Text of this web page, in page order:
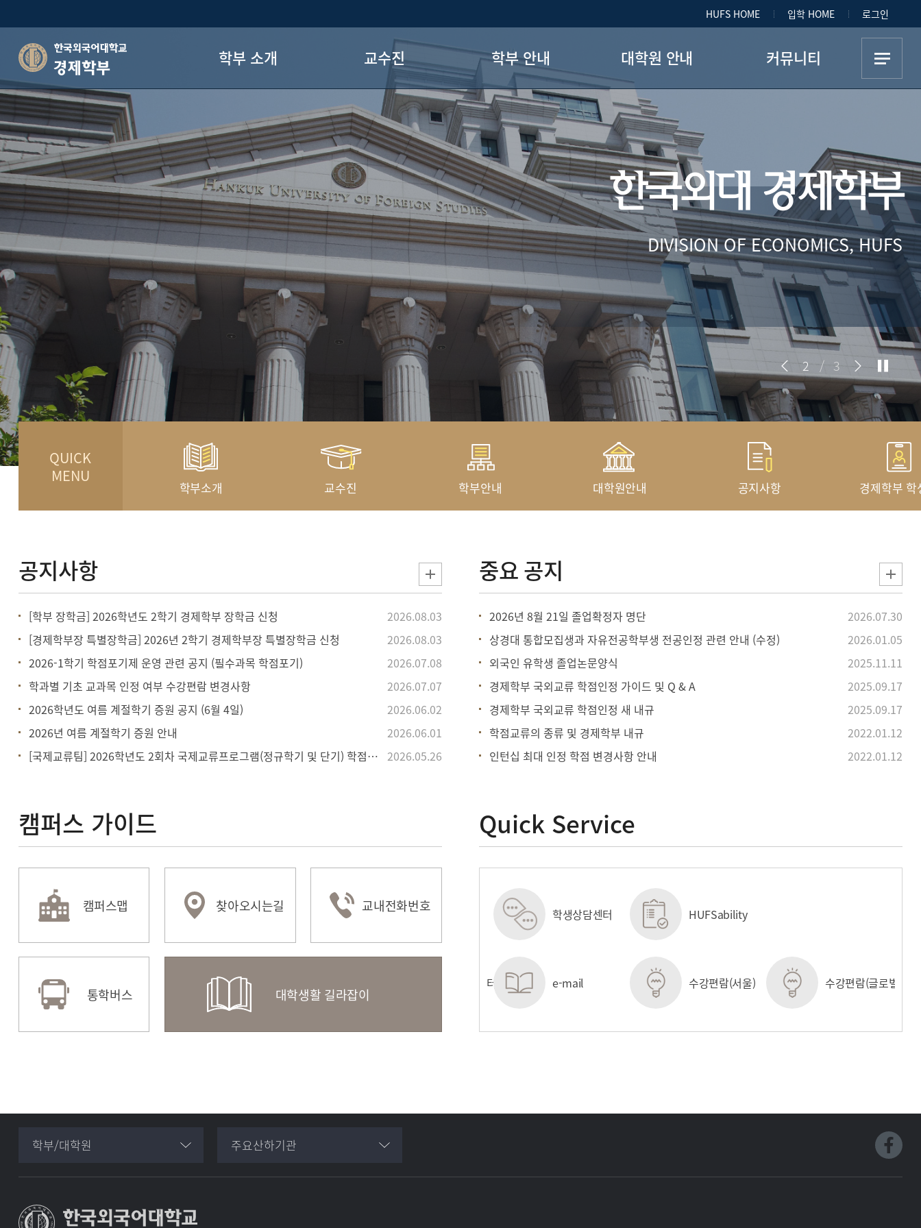
HUFS HOME 입학 HOME 로그인
경제학부 학부 소개
학부장 인사말
학부 연혁
학부 목표
교수진
현직교수
명예교수
학부 안내
교과과정
학사일정
장학정보
전공로드맵
대학원 안내
대학원 소개
대학원 개설과목
대학원 생활
대학원 공지사항
커뮤니티
학부 자료실
학생회
2 / 3
한국외대 경제학부
DIVISION OF ECONOMICS, HUFS
QUICK
MENU
학부소개 교수진 학부안내 대학원안내 공지사항 경제학부 학
[학부 장학금] 2026학년도 2학기 경제학부 장학금 신청
2026.08.03
[경제학부장 특별장학금] 2026년 2학기 경제학부장 특별장학금 신청
2026.08.03
2026-1학기 학점포기제 운영 관련 공지 (필수과목 학점포기)
2026.07.08
학과별 기초 교과목 인정 여부 수강편람 변경사항
2026.07.07
2026학년도 여름 계절학기 증원 공지 (6월 4일)
2026.06.02
2026년 여름 계절학기 증원 안내
2026.06.01
[국제교류팀] 2026학년도 2회차 국제교류프로그램(정규학기 및 단기) 학점인정 2026.05.26
2026년 8월 21일 졸업확정자 명단
2026.07.30
상경대 통합모집생과 자유전공학부생 전공인정 관련 안내 (수정)
2026.01.05
외국인 유학생 졸업논문양식
2025.11.11
경제학부 국외교류 학점인정 가이드 및 Q & A
2025.09.17
경제학부 국외교류 학점인정 새 내규
2025.09.17
학점교류의 종류 및 경제학부 내규
2022.01.12
인턴십 최대 인정 학점 변경사항 안내
2022.01.12
캠퍼스 가이드
캠퍼스맵 찾아오시는길 교내전화번호
통학버스 대학생활 길라잡이
Quick Service
HUFSability
수강편람(서울) 수강편람(글로벌)
종합정보시스템 e-class
원스톱서비스센터
학생상담센터
e-mail
HUFSability
수강편람(서울) 수강편람(글로벌)
학부/대학원 주요산하기관